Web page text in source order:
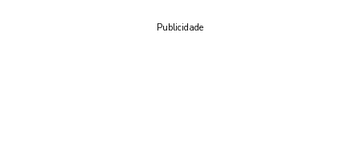
Publicidade